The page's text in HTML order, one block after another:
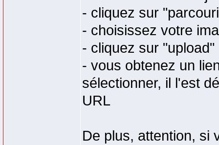
- cliquez sur
- choisissez votre
- cliquez sur "upload"
- vous obtenez un
sélectionner, il l'est
URL
De plus, attention, si